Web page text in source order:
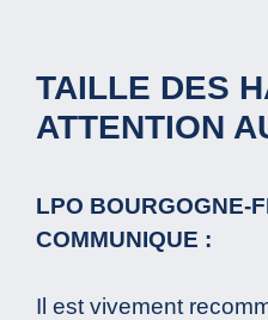
TAILLE DES
ATTENTION
LPO BOURGOGNE-
COMMUNIQUE :
Il est vivement